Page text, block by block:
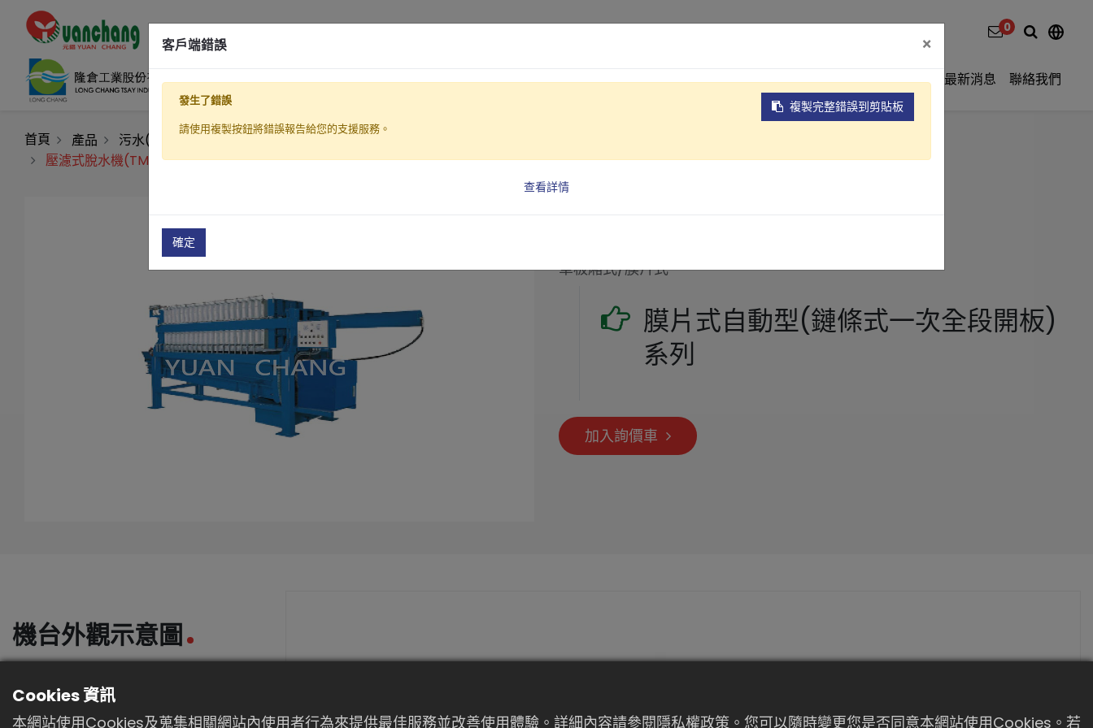
產品介紹 產業解決方案 影片介紹 關於元錩 工程實績 最新消息 聯絡我們
0
首頁 產品 污水(廢水)處理設備
板框式污泥脫水機(壓濾式)
壓濾式脫水機(TM2 自動型)
單板廂式/膜片式
膜片式自動型(鏈條式一次全段開板)
系列
加入詢價車
機台外觀示意圖
Cookies 資訊
本網站使用Cookies及蒐集相關網站內使用者行為來提供最佳服務並改善使用體驗。詳細內容請參閱隱私權政策。您可以隨時變更您是否同意本網站使用Cookies。若
客戶端錯誤 ×
複製完整錯誤到剪貼板
發生了錯誤
請使用複製按鈕將錯誤報告給您的支援服務。
查看詳情
確定